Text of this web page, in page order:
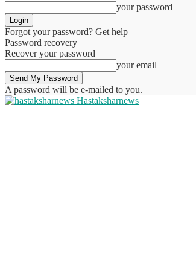
your password
Forgot your password? Get help
Password recovery
Recover your password
your email
A password will be e-mailed to you.
Hastaksharnews